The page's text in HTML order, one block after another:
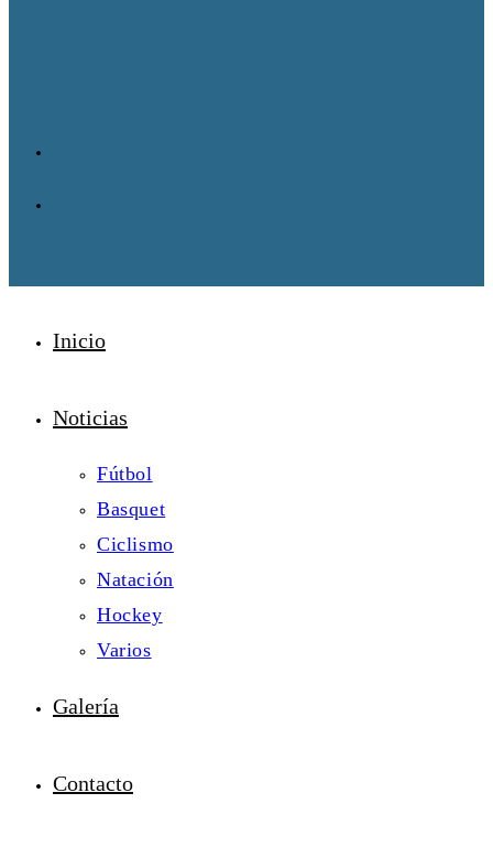
Inicio
Noticias
Fútbol
Basquet
Ciclismo
Natación
Hockey
Varios
Galería
Contacto